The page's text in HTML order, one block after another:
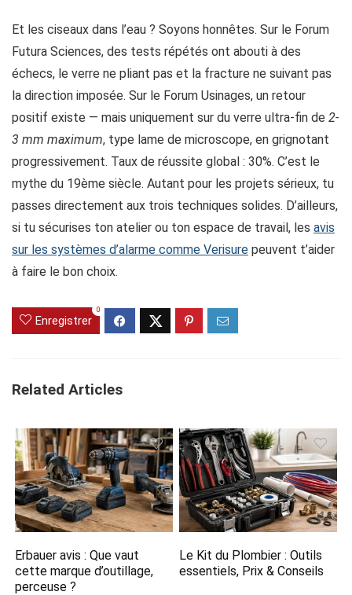
Et les ciseaux dans l’eau ? Soyons honnêtes. Sur le Forum
Futura Sciences, des tests répétés ont abouti à des
échecs, le verre ne pliant pas et la fracture ne suivant pas
la direction imposée. Sur le Forum Usinages, un retour
positif existe — mais uniquement sur du verre ultra-fin de 2-
3 mm maximum, type lame de microscope, en grignotant
progressivement. Taux de réussite global : 30%. C’est le
mythe du 19ème siècle. Autant pour les projets sérieux, tu
passes directement aux trois techniques solides. D’ailleurs,
si tu sécurises ton atelier ou ton espace de travail, les avis
sur les systèmes d’alarme comme Verisure peuvent t’aider
à faire le bon choix.
Enregistrer
0
Related Articles
Erbauer avis : Que vaut
cette marque d’outillage,
perceuse ?
Le Kit du Plombier : Outils
essentiels, Prix & Conseils